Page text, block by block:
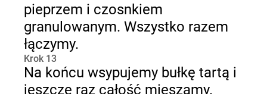
pieprzem i czosnkiem
granulowanym. Wszystko razem
łączymy.
Krok 13
Na końcu wsypujemy bułkę tartą i
jeszcze raz całość mieszamy.